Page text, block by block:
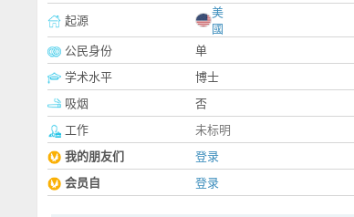
起源
美
國
公民身份
单
学术水平
博士
吸烟
否
工作
未标明
我的朋友们
登录
会员自
登录